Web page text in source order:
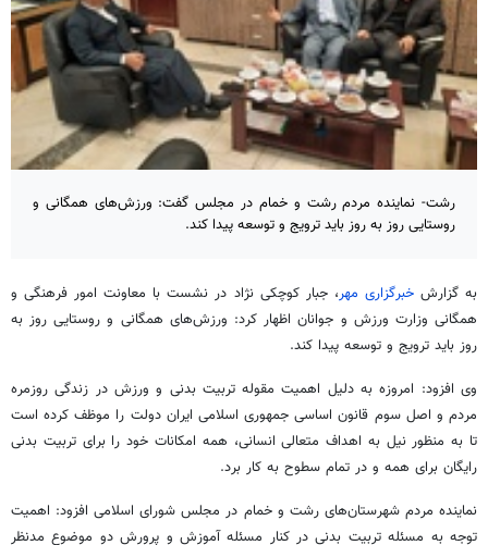
رشت- نماینده مردم رشت و خمام در مجلس گفت: ورزش‌های همگانی و
روستایی روز به روز باید ترویج و توسعه پیدا کند.
به گزارش خبرگزاری مهر، جبار کوچکی نژاد در نشست با معاونت امور فرهنگی و
همگانی وزارت ورزش و جوانان اظهار کرد: ورزش‌های همگانی و روستایی روز به
روز باید ترویج و توسعه پیدا کند.
وی افزود: امروزه به دلیل اهمیت مقوله تربیت بدنی و ورزش در زندگی روزمره
مردم و اصل سوم قانون اساسی جمهوری اسلامی ایران دولت را موظف کرده است
تا به منظور نیل به اهداف متعالی انسانی، همه امکانات خود را برای تربیت بدنی
رایگان برای همه و در تمام سطوح به کار برد.
نماینده مردم شهرستان‌های رشت وخمام در مجلس شورای اسلامی افزود: اهمیت
توجه به مسئله تربیت بدنی در کنار مسئله آموزش و پرورش دو موضوع مدنظر